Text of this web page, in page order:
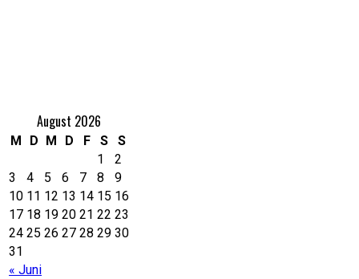
August 2026
M D M D F S S
« Juni
1
2
3
4 5 6 7 8
9
10 11 12 13 14 15 16
17 18 19 20 21 22 23
24 25 26 27 28 29 30
31